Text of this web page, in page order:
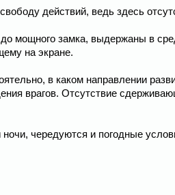
действий, ведь здесь
мощного замка, выдержаны в
на экране.
в каком направлении
врагов. Отсутствие
чередуются и погодные